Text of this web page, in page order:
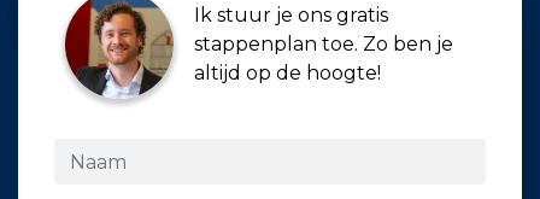
Ik stuur je ons gratis
stappenplan toe. Zo ben je
altijd op de hoogte!